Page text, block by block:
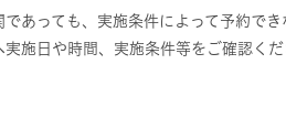
あっても、実施条件によって予約で
施日や時間、実施条件等をご確認くだ